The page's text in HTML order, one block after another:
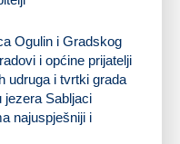
Ogulin i Gradskog
i općine prijatelji
udruga i tvrtki grada
jezera Sabljaci
najuspješniji i